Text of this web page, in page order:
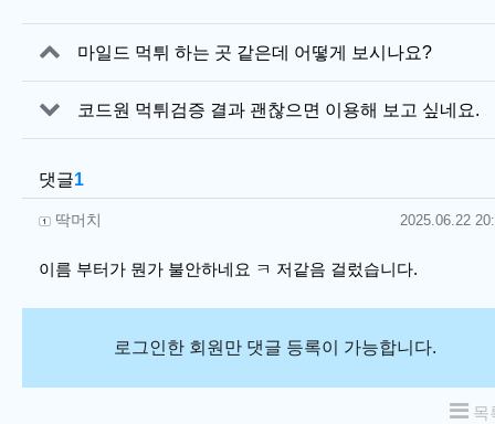
관련자료
마일드 먹튀 하는 곳 같은데 어떻게 보시나요?
코드원 먹튀검증 결과 괜찮으면 이용해 보고 싶네요.
댓글1
딱머치님의 댓글
딱머치 작성일
2025.06.22
이름 부터가 뭔가 불안하네요 ㅋ 저같음 걸렀습니다.
로그인한 회원만 댓글 등록이 가능합니다.
목